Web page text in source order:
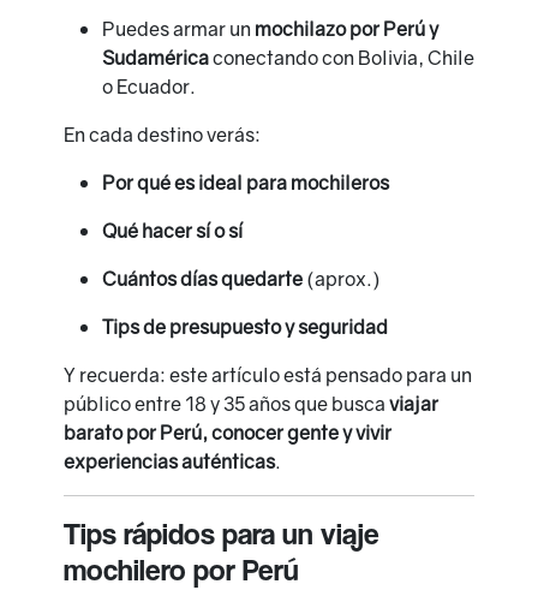
Puedes armar un mochilazo por Perú y
Sudaméricaconectando con Bolivia, Chile
o Ecuador.
En cada destino verás:
Por qué es ideal para mochileros
Qué hacer sí o sí
Cuántos días quedarte(aprox.)
Tips de presupuesto y seguridad
Y recuerda: este artículo está pensado para un
público entre 18 y 35 años que busca viajar
barato por Perú, conocer gente y vivir
experiencias auténticas.
Tips rápidos para un viaje
mochilero por Perú